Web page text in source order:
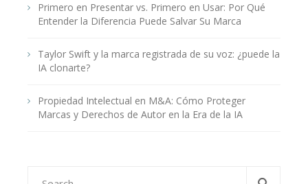
Primero en Presentar vs. Primero en Usar: Por Qué
Entender la Diferencia Puede Salvar Su Marca
Taylor Swift y la marca registrada de su voz: ¿puede la
IA clonarte?
Propiedad Intelectual en M&A: Cómo Proteger
Marcas y Derechos de Autor en la Era de la IA